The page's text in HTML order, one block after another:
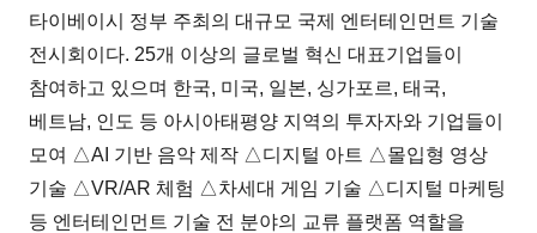
타이베이시 정부 주최의 대규모 국제 엔터테인먼트 기술
전시회이다. 25개 이상의 글로벌 혁신 대표기업들이
참여하고 있으며 한국, 미국, 일본, 싱가포르, 태국,
베트남, 인도 등 아시아태평양 지역의 투자자와 기업들이
모여 △AI 기반 음악 제작 △디지털 아트 △몰입형 영상
기술 △VR/AR 체험 △차세대 게임 기술 △디지털 마케팅
등 엔터테인먼트 기술 전 분야의 교류 플랫폼 역할을